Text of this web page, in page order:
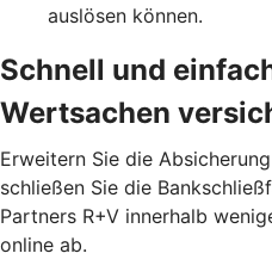
auslösen können.
Schnell und
Wertsachen
Erweitern Sie die
schließen Sie die
Partners R+V innerhalb
online ab.